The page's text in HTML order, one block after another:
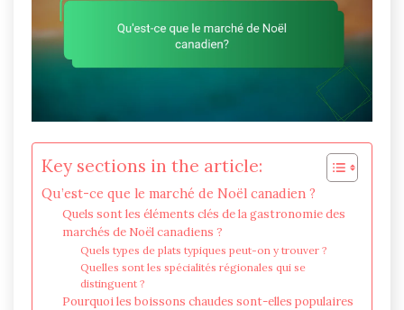
Key sections in the article:
Qu’est-ce que le marché de Noël canadien ?
Quels sont les éléments clés de la gastronomie des
marchés de Noël canadiens ?
Quels types de plats typiques peut-on y trouver ?
Quelles sont les spécialités régionales qui se
distinguent ?
Pourquoi les boissons chaudes sont-elles populaires